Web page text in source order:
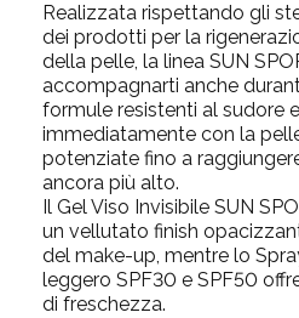
Realizzata rispettando gli
dei prodotti per la
della pelle, la linea SUN
accompagnarti anche
formule resistenti al sudore
immediatamente con la
potenziate fino a
ancora più alto.
Il Gel Viso Invisibile SUN
un vellutato finish
del make-up, mentre lo
leggero SPF30 e SPF50
di freschezza.